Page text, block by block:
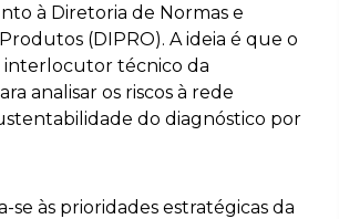
à Diretoria de Normas e
(DIPRO). A ideia é que o
interlocutor técnico da
analisar os riscos à rede
do diagnóstico por
se às prioridades estratégicas da